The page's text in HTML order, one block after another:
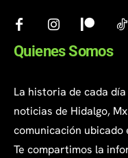
Quienes Somos
La historia de cada
noticias de Hidalgo,
comunicación ubicado
Te compartimos la